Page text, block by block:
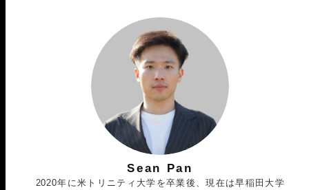
Sean Pan
2020年に米トリニティ大学を卒業後、現在は早稲田大学